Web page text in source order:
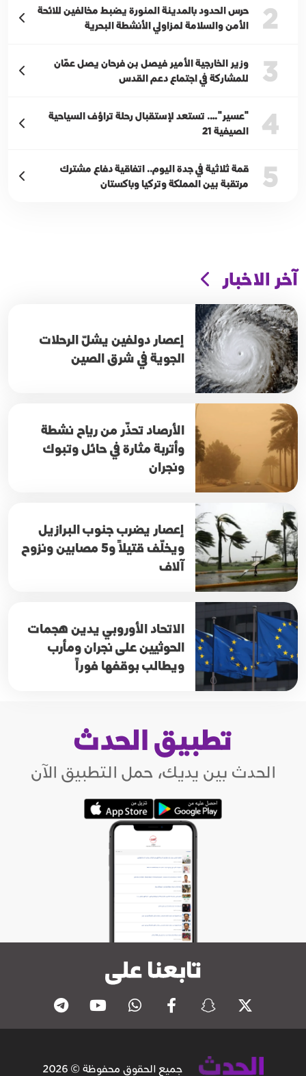
2
حرس الحدود بالمدينة المنورة يضبط مخالفين للائحة
الأمن والسلامة لمزاولي الأنشطة البحرية
3
وزير الخارجية الأمير فيصل بن فرحان يصل عمّان
للمشاركة في اجتماع دعم القدس
4
"عسير"…. تستعد لإستقبال رحلة تراؤف السياحية
الصيفية 21
5
قمة ثلاثية في جدة اليوم.. اتفاقية دفاع مشترك
مرتقبة بين المملكة وتركيا وباكستان
آخر الاخبار
إعصار دولفين يشلّ الرحلات
الجوية في شرق الصين
الأرصاد تحذّر من رياح نشطة
وأتربة مثارة في حائل وتبوك
ونجران
إعصار يضرب جنوب البرازيل
ويخلّف قتيلاً و5 مصابين ونزوح
آلاف
الاتحاد الأوروبي يدين هجمات
الحوثيين على نجران ومأرب
ويطالب بوقفها فوراً
تطبيق الحدث
الحدث بين يديك، حمل التطبيق الآن
تابعنا على
جميع الحقوق محفوظة © 2026